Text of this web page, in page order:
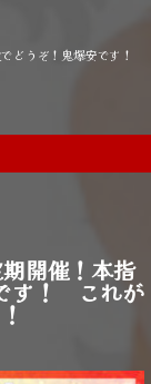
どうぞ！鬼爆安です！
開催！本指
す！ これが